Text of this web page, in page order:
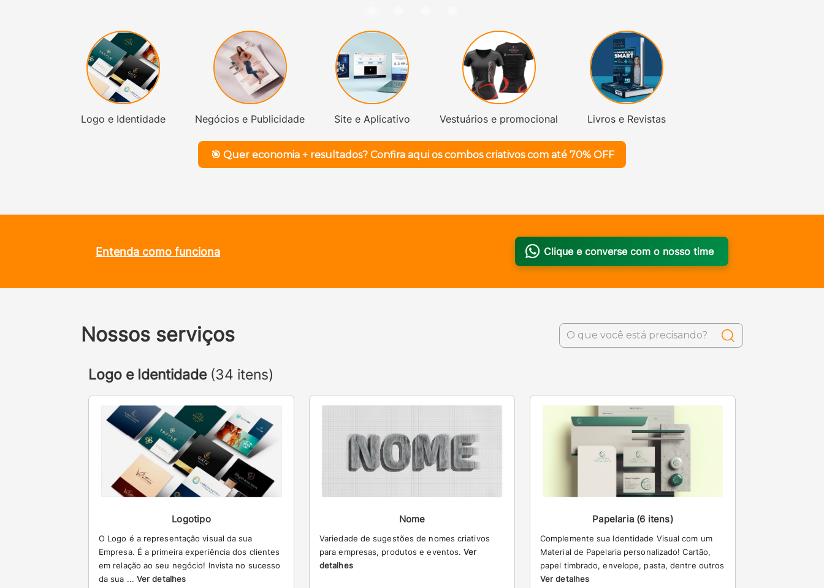
Logo e Identidade Negócios e Publicidade Site e Aplicativo Vestuários e promocional Livros e Revistas
🎯 Quer economia + resultados? Confira aqui os combos criativos com até 70% OFF
Entenda como funciona Clique e converse com o nosso time
Nossos serviços
Logo e Identidade (34 itens)
Logotipo
O Logo é a representação visual da sua
Empresa. É a primeira experiência dos clientes
em relação ao seu negócio! Invista no sucesso
da sua ...Ver detalhes
Nome
Variedade de sugestões de nomes criativos
para empresas, produtos e eventos.Ver
detalhes
Papelaria (6 itens)
Complemente sua Identidade Visual com um
Material de Papelaria personalizado! Cartão,
papel timbrado, envelope, pasta, dentre outros
Ver detalhes